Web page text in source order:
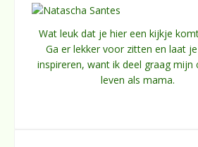
Wat leuk dat je hier een kijkje
Ga er lekker voor zitten en laat
inspireren, want ik deel graag mijn
leven als mama.